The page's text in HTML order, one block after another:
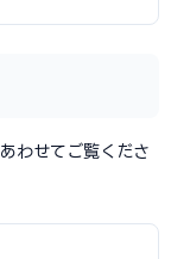
わせてご覧くださ